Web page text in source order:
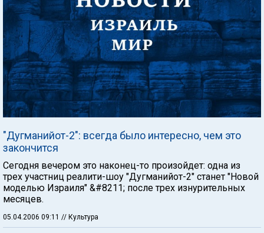
"Дугманийот-2": всегда было интересно, чем это
закончится
Сегодня вечером это наконец-то произойдет: одна из
трех участниц реалити-шоу "Дугманийот-2" станет "Новой
моделью Израиля" &#8211; после трех изнурительных
месяцев.
05.04.2006 09:11 // Культура